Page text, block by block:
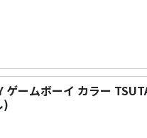
ゲームボーイ カラー
)